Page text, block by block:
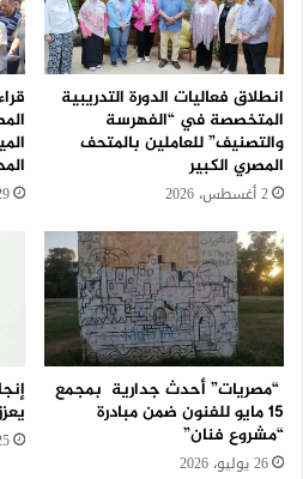
انطلاق فعاليات الدورة التدريبية
المتخصصة في “الفهرسة
والتصنيف” للعاملين بالمتحف
المصري الكبير
2 أغسطس، 2026 29
“مصريات” أحدث جدارية بمجمع
15 مايو للفنون ضمن مبادرة
“مشروع فنان”
26 يوليو، 2026
25